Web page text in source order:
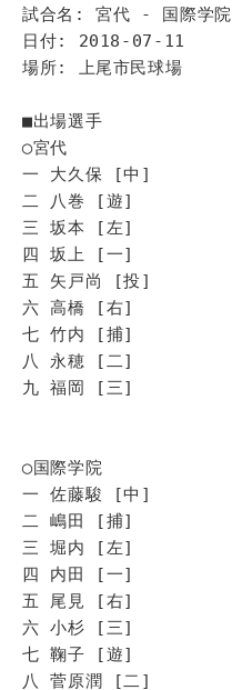
試合名: 宮代 - 国際学院
日付: 2018-07-11
場所: 上尾市民球場
■出場選手
◯宮代
一 大久保 [中]
二 八巻 [遊]
三 坂本 [左]
四 坂上 [一]
五 矢戸尚 [投]
六 高橋 [右]
七 竹内 [捕]
八 永穂 [二]
九 福岡 [三]
◯国際学院
一 佐藤駿 [中]
二 嶋田 [捕]
三 堀内 [左]
四 内田 [一]
五 尾見 [右]
六 小杉 [三]
七 鞠子 [遊]
八 菅原潤 [二]